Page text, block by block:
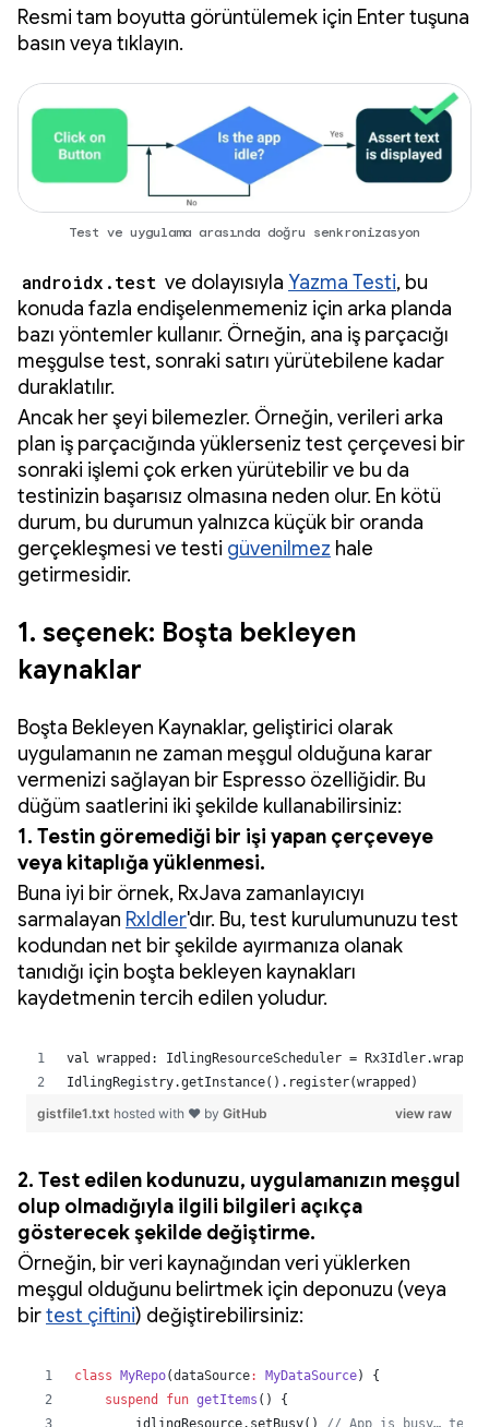
Resmi tam boyutta görüntülemek için Enter tuşuna
basın veya tıklayın.
Test ve uygulama arasında doğru senkronizasyon
androidx.test ve dolayısıyla Yazma Testi, bu
konuda fazla endişelenmemeniz için arka planda
bazı yöntemler kullanır. Örneğin, ana iş parçacığı
meşgulse test, sonraki satırı yürütebilene kadar
duraklatılır.
Ancak her şeyi bilemezler. Örneğin, verileri arka
plan iş parçacığında yüklerseniz test çerçevesi bir
sonraki işlemi çok erken yürütebilir ve bu da
testinizin başarısız olmasına neden olur. En kötü
durum, bu durumun yalnızca küçük bir oranda
gerçekleşmesi ve testi güvenilmez hale
getirmesidir.
1. seçenek: Boşta bekleyen
kaynaklar
Boşta Bekleyen Kaynaklar, geliştirici olarak
uygulamanın ne zaman meşgul olduğuna karar
vermenizi sağlayan bir Espresso özelliğidir. Bu
düğüm saatlerini iki şekilde kullanabilirsiniz:
1. Testin göremediği bir işi yapan çerçeveye
veya kitaplığa yüklenmesi.
Buna iyi bir örnek, RxJava zamanlayıcıyı
sarmalayan RxIdler'dır. Bu, test kurulumunuzu test
kodundan net bir şekilde ayırmanıza olanak
tanıdığı için boşta bekleyen kaynakları
kaydetmenin tercih edilen yoludur.
2. Test edilen kodunuzu, uygulamanızın meşgul
olup olmadığıyla ilgili bilgileri açıkça
gösterecek şekilde değiştirme.
Örneğin, bir veri kaynağından veri yüklerken
meşgul olduğunu belirtmek için deponuzu (veya
birtest çiftini) değiştirebilirsiniz: